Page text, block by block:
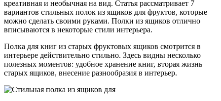
креативная и необычная на вид. Статья рассматривает 7
вариантов стильных полок из ящиков для фруктов, которые
можно сделать своими руками. Полки из ящиков отлично
вписываются в некоторые стили интерьера.
Полка для книг из старых фруктовых ящиков смотрится в
интерьере действительно стильно. Здесь видны несколько
полезных моментов: удобное хранение книг, вторая жизнь
старых ящиков, внесение разнообразия в интерьер.